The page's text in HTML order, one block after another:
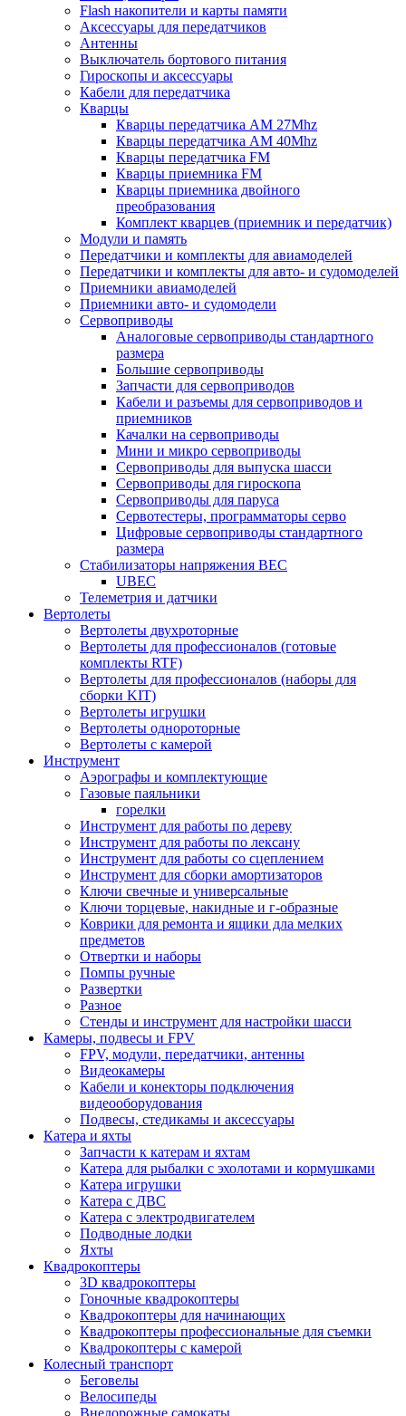
Flash накопители и карты памяти
Аксессуары для передатчиков
Антенны
Выключатель бортового питания
Гироскопы и аксессуары
Кабели для передатчика
Кварцы
Кварцы передатчика AM 27Mhz
Кварцы передатчика AM 40Mhz
Кварцы передатчика FM
Кварцы приемника FM
Кварцы приемника двойного
преобразования
Комплект кварцев (приемник и передатчик)
Модули и память
Передатчики и комплекты для авиамоделей
Передатчики и комплекты для авто- и судомоделей
Приемники авиамоделей
Приемники авто- и судомодели
Сервоприводы
Аналоговые сервоприводы стандартного
размера
Большие сервоприводы
Запчасти для сервоприводов
Кабели и разъемы для сервоприводов и
приемников
Качалки на сервоприводы
Мини и микро сервоприводы
Сервоприводы для выпуска шасси
Сервоприводы для гироскопа
Сервоприводы для паруса
Сервотестеры, программаторы серво
Цифровые сервоприводы стандартного
размера
Стабилизаторы напряжения BEC
UBEC
Телеметрия и датчики
Вертолеты
Вертолеты двухроторные
Вертолеты для профессионалов (готовые
комплекты RTF)
Вертолеты для профессионалов (наборы для
сборки KIT)
Вертолеты игрушки
Вертолеты однороторные
Вертолеты с камерой
Инструмент
Аэрографы и комплектующие
Газовые паяльники
горелки
Инструмент для работы по дереву
Инструмент для работы по лексану
Инструмент для работы со сцеплением
Инструмент для сборки амортизаторов
Ключи свечные и универсальные
Ключи торцевые, накидные и г-образные
Коврики для ремонта и ящики дла мелких
предметов
Отвертки и наборы
Помпы ручные
Развертки
Разное
Стенды и инструмент для настройки шасси
Камеры, подвесы и FPV
FPV, модули, передатчики, антенны
Видеокамеры
Кабели и конекторы подключения
видеооборудования
Подвесы, стедикамы и аксессуары
Катера и яхты
Запчасти к катерам и яхтам
Катера для рыбалки с эхолотами и кормушками
Катера игрушки
Катера с ДВС
Катера с электродвигателем
Подводные лодки
Яхты
Квадрокоптеры
3D квадрокоптеры
Гоночные квадрокоптеры
Квадрокоптеры для начинающих
Квадрокоптеры профессиональные для съемки
Квадрокоптеры с камерой
Колесный транспорт
Беговелы
Велосипеды
Внедорожные самокаты